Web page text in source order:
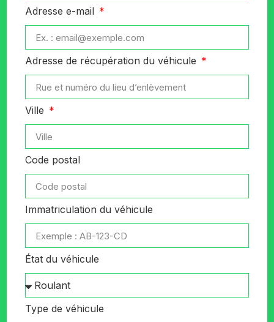
Adresse e-mail
Adresse de récupération du véhicule
Ville
Code postal
Immatriculation du véhicule
État du véhicule
Type de véhicule